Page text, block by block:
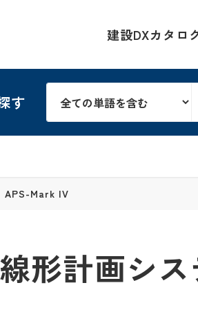
建設DXカタロ
す
APS-Mark IV
形計画シス